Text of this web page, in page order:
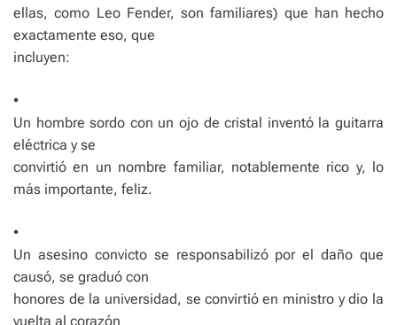
ellas, como Leo Fender, son familiares) que han hecho
exactamente eso, que
incluyen:
•
Un hombre sordo con un ojo de cristal inventó la guitarra
eléctrica y se
convirtió en un nombre familiar, notablemente rico y, lo
más importante, feliz.
•
Un asesino convicto se responsabilizó por el daño que
causó, se graduó con
honores de la universidad, se convirtió en ministro y dio la
vuelta al corazón